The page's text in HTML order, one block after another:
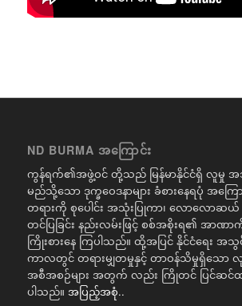
ND BURMA အကြောင်း
ကွန်ရက်၏အဖွဲ့ဝင် တို့သည် မြန်မာနိုင်ငံရှိ လူမှု အသို
မည်သို့သော ဒုက္ခဝေဒနာများ ခံစားနေရပုံ အကြ
တရားကို စုပေါင်း အသုံးပြုကာ၊ လောလောဆ
တင်ပြခြင်း နည်းလမ်းဖြင့် စစ်အစိုးရ၏ အာဏာကို
ကြိုးစားနေ ကြပါသည်။ ထို့အပြင် နိုင်ငံရေး အသွင်
ကာလတွင် တရားမျှတမှုနှင့် တာဝန်သိမှုရှိသော
အစီအစဉ်များ အတွက် လည်း ကြိုတင် ပြင်ဆင်ထာ
ပါသည်။ အပြည့်အစုံ..